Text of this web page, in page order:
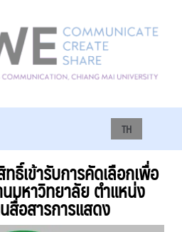
TH
ธิ์เข้ารับการคัดเลือกเพื่อ
มหาวิทยาลัย ตำแหน่ง
สื่อสารการแสดง